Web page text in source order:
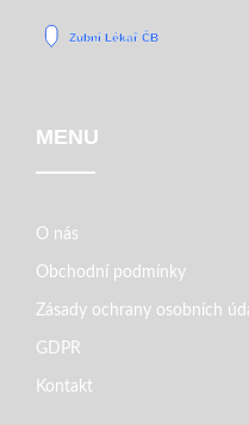
MENU
O nás
Obchodní podmínky
Zásady ochrany osobních
GDPR
Kontakt